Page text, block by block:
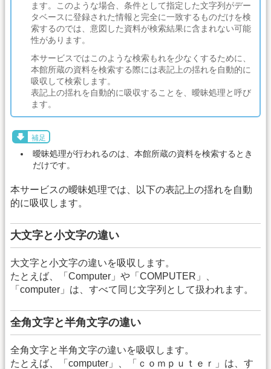
ます。このような場合、条件として指定した文字列がデー
タベースに登録された情報と完全に一致するものだけを検
索するのでは、意図した資料が検索結果に含まれない可能
性があります。
本サービスではこのような検索もれを少なくするために、
本館所蔵の資料を検索する際には表記上の揺れを自動的に
吸収して検索します。
表記上の揺れを自動的に吸収することを、曖昧処理と呼び
ます。
補足
曖昧処理が行われるのは、本館所蔵の資料を検索するとき
だけです。
本サービスの曖昧処理では、以下の表記上の揺れを自動
的に吸収します。
大文字と小文字の違い
大文字と小文字の違いを吸収します。
たとえば、「Computer」や「COMPUTER」、
「computer」は、すべて同じ文字列として扱われます。
全角文字と半角文字の違い
全角文字と半角文字の違いを吸収します。
たとえば、「computer」、「ｃｏｍｐｕｔｅｒ」は、す